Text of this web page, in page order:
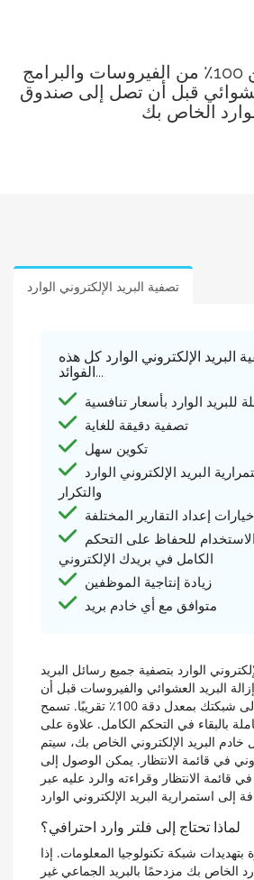
احظر ما يقرب من 100٪ من الفيروسات والبرامج
قبل أن تصل إلى صندوق
الخاص بك
تصفية البريد الإلكتروني الوارد
البريد الإلكتروني الوارد كل هذه
الفوائد...
للبريد الوارد بأسعار تنافسية
تصفية دقيقة للغاية
تكوين سهل
والتكرار
خيارات إعداد التقارير المختلفة
الكامل في بريدك الإلكتروني
زيادة إنتاجية الموظفين
متوافق مع أي خادم بريد
الوارد بتصفية جميع رسائل البريد
البريد العشوائي والفيروسات قبل أن
تصل هذه التهديدات إلى شبكتك بمعدل دقة 100٪ تقريبًا. تسمح
بالبقاء في التحكم الكامل. علاوة على
البريد الإلكتروني الخاص بك، سيتم
في قائمة الانتظار. يمكن الوصول إلى
في قائمة الانتظار وقراءته والرد عليه عبر
لماذا تحتاج إلى فلتر وارد احترافي؟
شبكة تكنولوجيا المعلومات. إذا
الخاص بك مزدحمًا بالبريد الجماعي غير